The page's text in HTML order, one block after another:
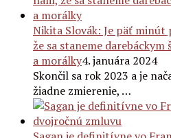
Nikita Slovák: Je päť minút
že sa staneme
a morálky4. januára 2024
Skončil sa rok 2023 a je
žiadne zmierenie, …